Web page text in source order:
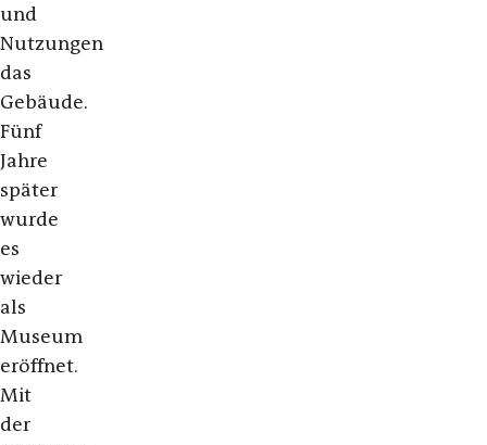
und
Nutzungen
das
Gebäude.
Fünf
Jahre
später
wurde
es
wieder
als
Museum
eröffnet.
Mit
der